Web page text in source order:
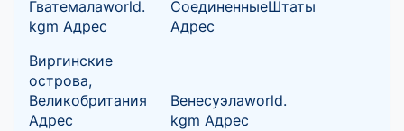
Гватемалаworld.
kgm Адрес
СоединенныеШтаты
Адрес
Виргинские
острова,
Великобритания
Адрес
Венесуэлаworld.
kgm Адрес